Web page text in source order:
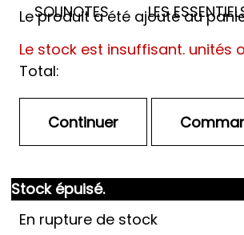
Le produit a été ajouté au
Le stock est insuffisant. unités
Total:
Stock épuisé.
En rupture de stock
SOLINOTES LES